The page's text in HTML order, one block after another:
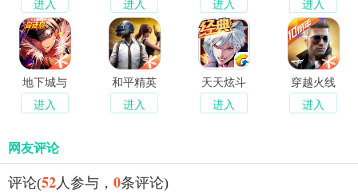
地下城与
勇士起源
进入
和平精英
进入
天天炫斗
经典重燃
进入
穿越火线
枪战王者
进入
网友评论
评论(52 人参与， 0条评论)